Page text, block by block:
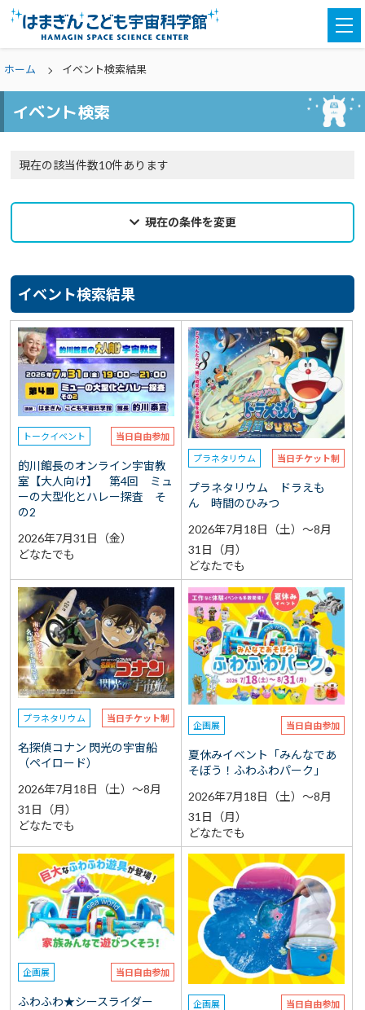
ホーム イベント検索結果
イベント検索
現在の該当件数10件あります
現在の条件を変更
カテゴリ
親子参加 選択なし
対象学年 どなたでも
予約 選択なし
参加費（入館料別途） 選択なし
再検索をする
イベント検索結果
トークイベント 当日自由参加
的川館長のオンライン宇宙教
室【大人向け】 第4回 ミュ
ーの大型化とハレー探査 そ
の2
2026年7月31日（金）
どなたでも
プラネタリウム 当日チケット制
プラネタリウム ドラえも
ん 時間のひみつ
2026年7月18日（土）～8月
31日（月）
どなたでも
プラネタリウム 当日チケット制
名探偵コナン 閃光の宇宙船
（ペイロード）
2026年7月18日（土）～8月
31日（月）
どなたでも
企画展 当日自由参加
夏休みイベント「みんなであ
そぼう！ふわふわパーク」
2026年7月18日（土）～8月
31日（月）
どなたでも
企画展 当日自由参加
ふわふわ★シースライダー
企画展 当日自由参加